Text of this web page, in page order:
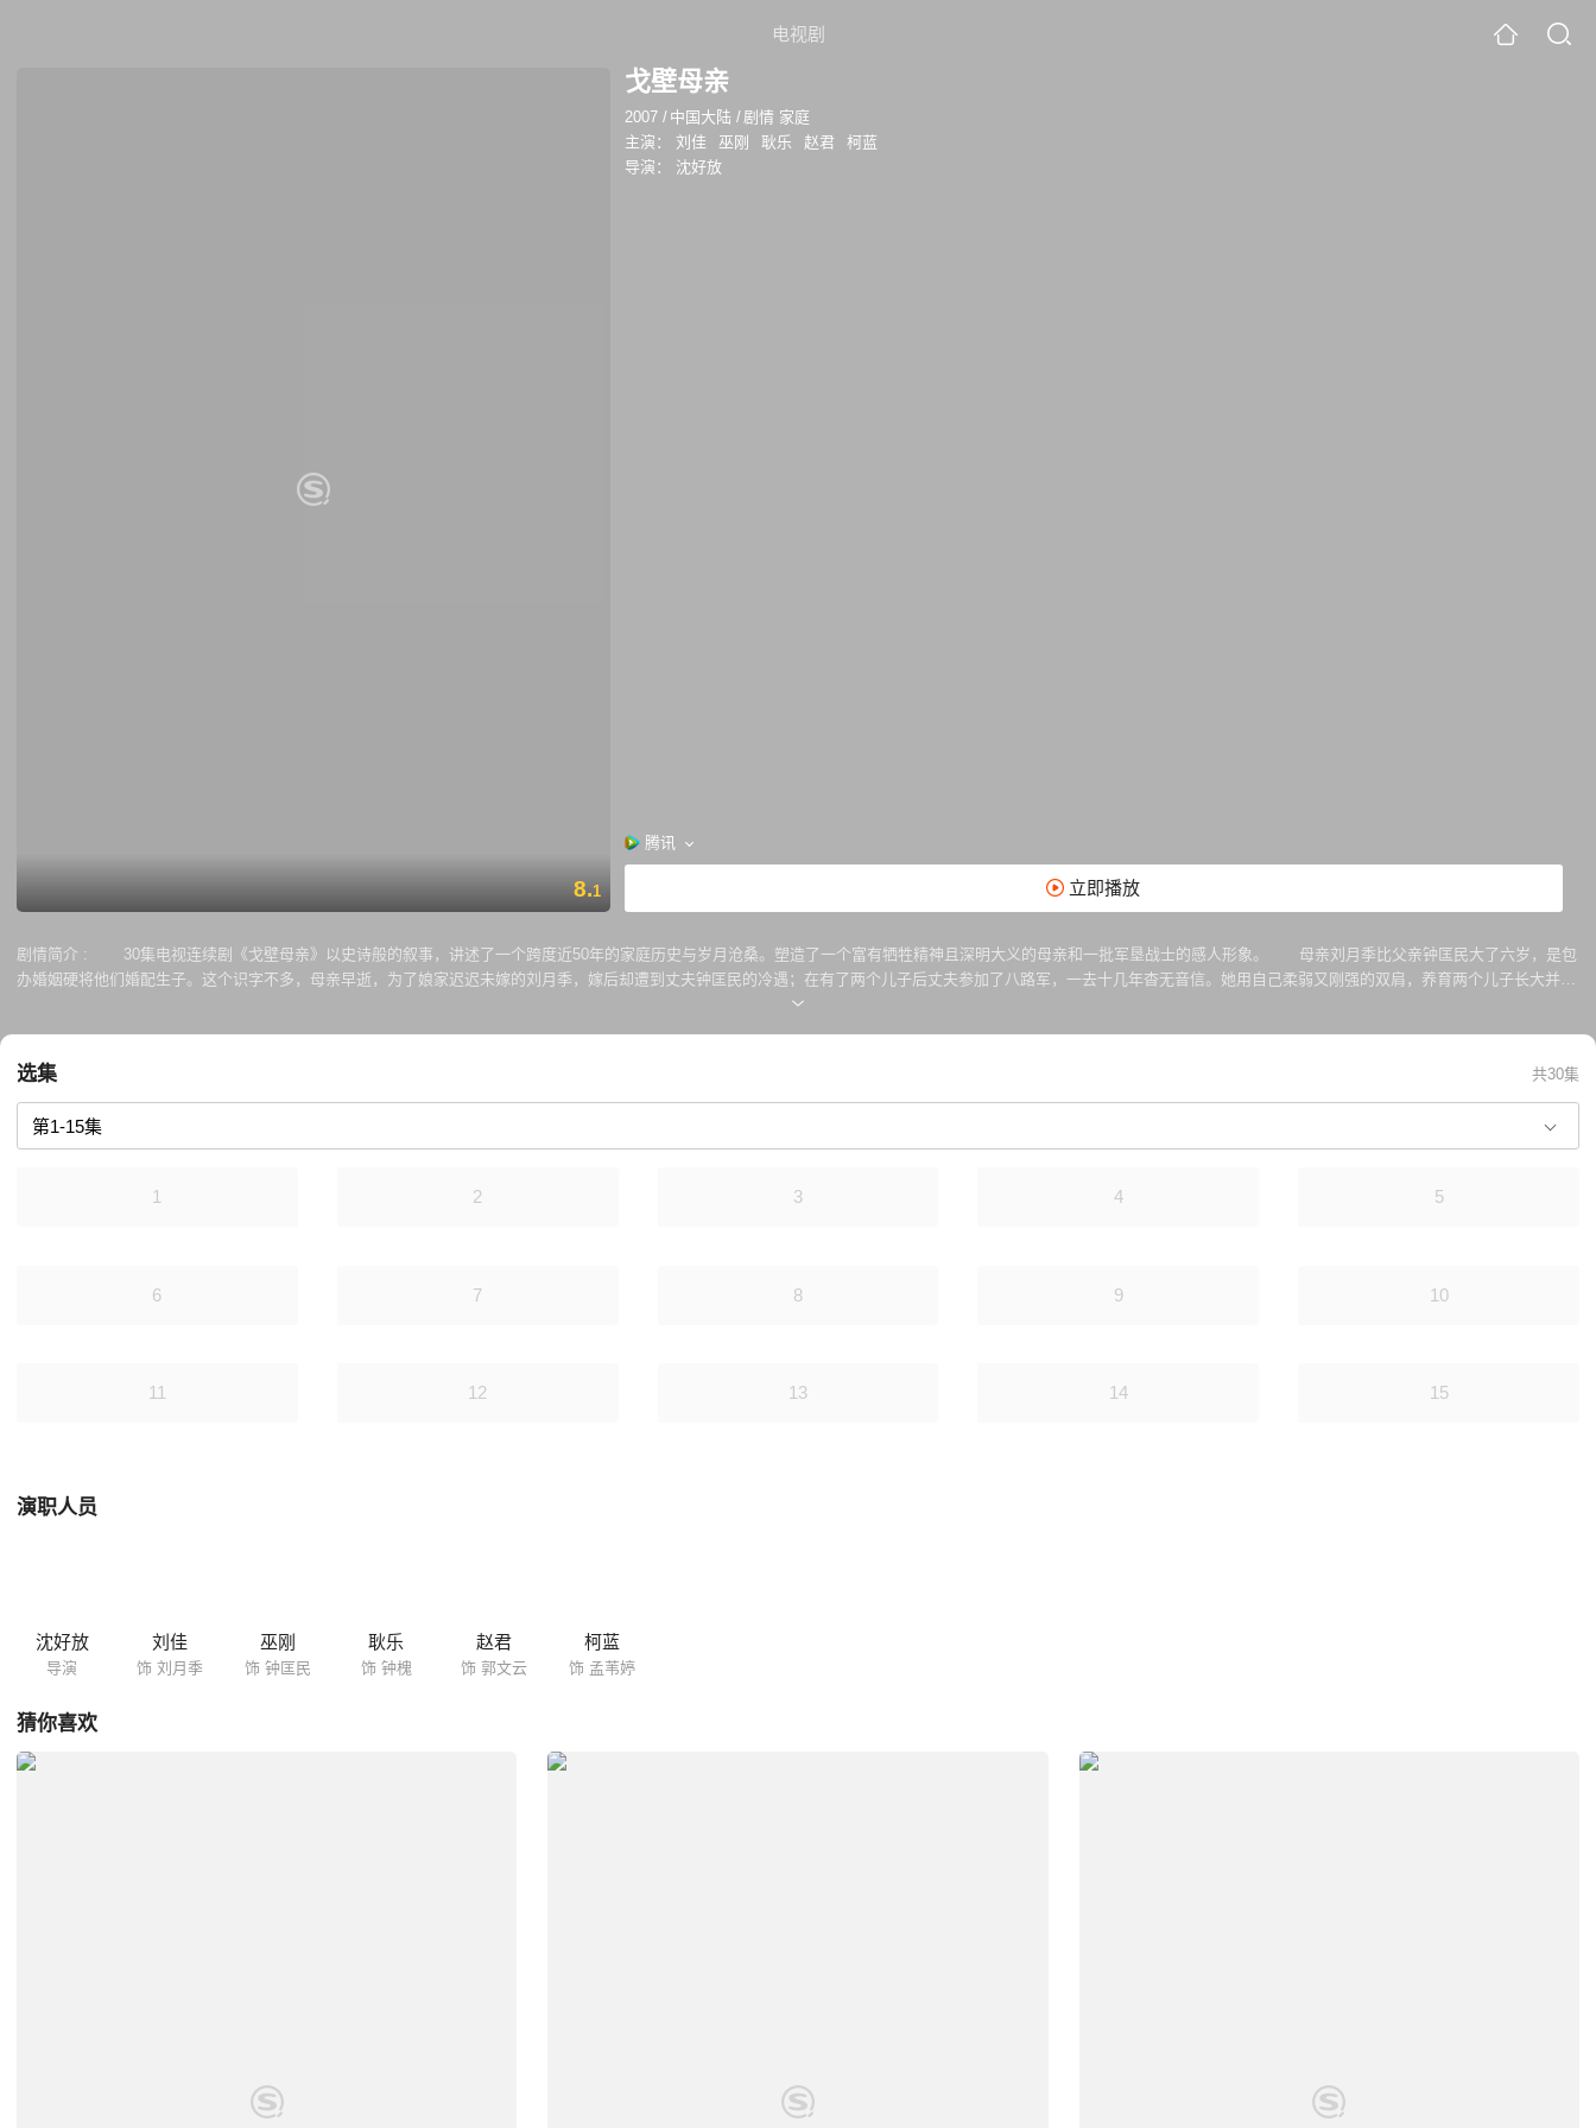
电视剧
8.1
戈壁母亲
2007 / 中国大陆 /剧情 家庭
主演：
刘佳 巫刚 耿乐 赵君
柯蓝
导演：
沈好放
腾讯
立即播放
剧情简介 :
30集电视连续剧《戈壁母亲》以史诗般的叙事，讲述了一个跨度近50年的家庭历史与岁月沧桑。塑造了一个富有牺牲精神且深明大义的母亲和一批军垦战士的感人形象。 母亲刘月季比父亲钟匡民大了六岁，是包
办婚姻硬将他们婚配生子。这个识字不多，母亲早逝，为了娘家迟迟未嫁的刘月季，嫁后却遭到丈夫钟匡民的冷遇；在有了两个儿子后丈夫参加了八路军，一去十几年杳无音信。她用自己柔弱又刚强的双肩，养育两个儿子长大并千
里迢迢来到新疆，为他们寻找到父亲。她可以没有丈夫，却决不让儿子们再失去父亲。 于是为了儿子，她留在溽热严寒相逼、终年风沙弥漫的戈壁大漠，并始终如一地帮衬离了婚又娶新妻的丈夫和他的一家。她为屯垦戍边的兵
选集 共30集
1 2 3 4 5
6 7 8 9 10
11 12 13 14 15
演职人员
沈好放
导演
刘佳
饰 刘月季
巫刚
饰 钟匡民
耿乐
饰 钟槐
赵君
饰 郭文云
柯蓝
饰 孟苇婷
猜你喜欢